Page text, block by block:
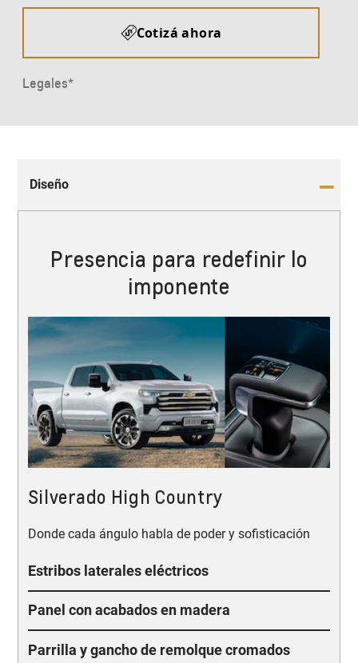
Diseño
Presencia para redefinir lo
imponente
Silverado High Country
Donde cada ángulo habla de poder y sofisticación
Estribos laterales eléctricos
Panel con acabados en madera
Parrilla y gancho de remolque cromados